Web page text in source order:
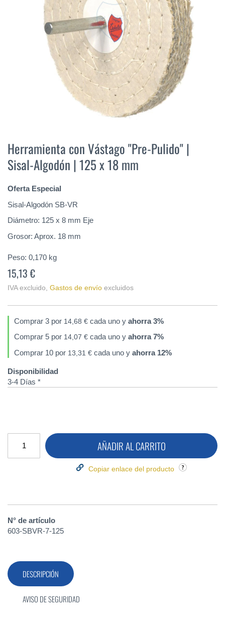
comienzo
de
la
de
imágenes
Herramienta con Vástago "Pre-Pulido" |
Sisal-Algodón | 125 x 18 mm
Oferta Especial
Sisal-Algodón SB-VR
Diámetro: 125 x 8 mm Eje
Grosor: Aprox. 18 mm
Peso: 0,170 kg
15,13 €
IVA excluido Gastos de envío excluidos
Comprar 3 por 14,68 € cada uno y ahorra3%
Comprar 5 por 14,07 € cada uno y ahorra7%
Comprar 10 por 13,31 € cada uno y ahorra 12%
Disponibilidad
3-4 Días *
AÑADIR AL CARRITO
Copiar enlace del producto
N° de artículo
603-SBVR-7-125
DESCRIPCIÓN
AVISO DE SEGURIDAD